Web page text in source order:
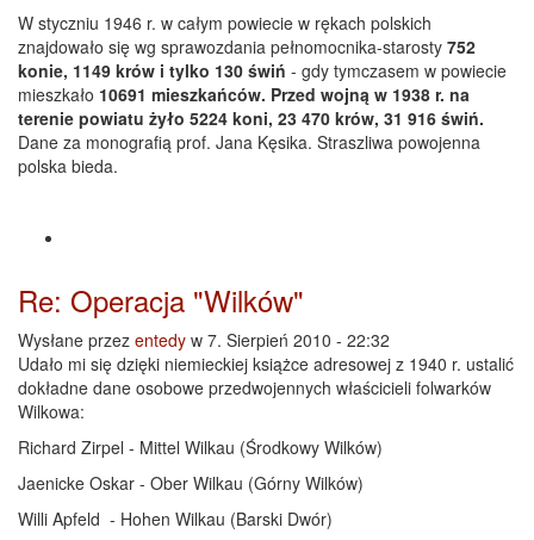
W styczniu 1946 r. w całym powiecie w rękach polskich
znajdowało się wg sprawozdania pełnomocnika-starosty 752
konie, 1149 krów i tylko 130 świń - gdy tymczasem w powiecie
mieszkało 10691 mieszkańców. Przed wojną w 1938 r. na
terenie powiatu żyło 5224 koni, 23 470 krów, 31 916 świń.
Dane za monografią prof. Jana Kęsika. Straszliwa powojenna
polska bieda.
Re: Operacja "Wilków"
Wysłane przez entedy w 7. Sierpień 2010 - 22:32
Udało mi się dzięki niemieckiej książce adresowej z 1940 r. ustalić
dokładne dane osobowe przedwojennych właścicieli folwarków
Wilkowa:
Richard Zirpel - Mittel Wilkau (Środkowy Wilków)
Jaenicke Oskar - Ober Wilkau (Górny Wilków)
Willi Apfeld - Hohen Wilkau (Barski Dwór)